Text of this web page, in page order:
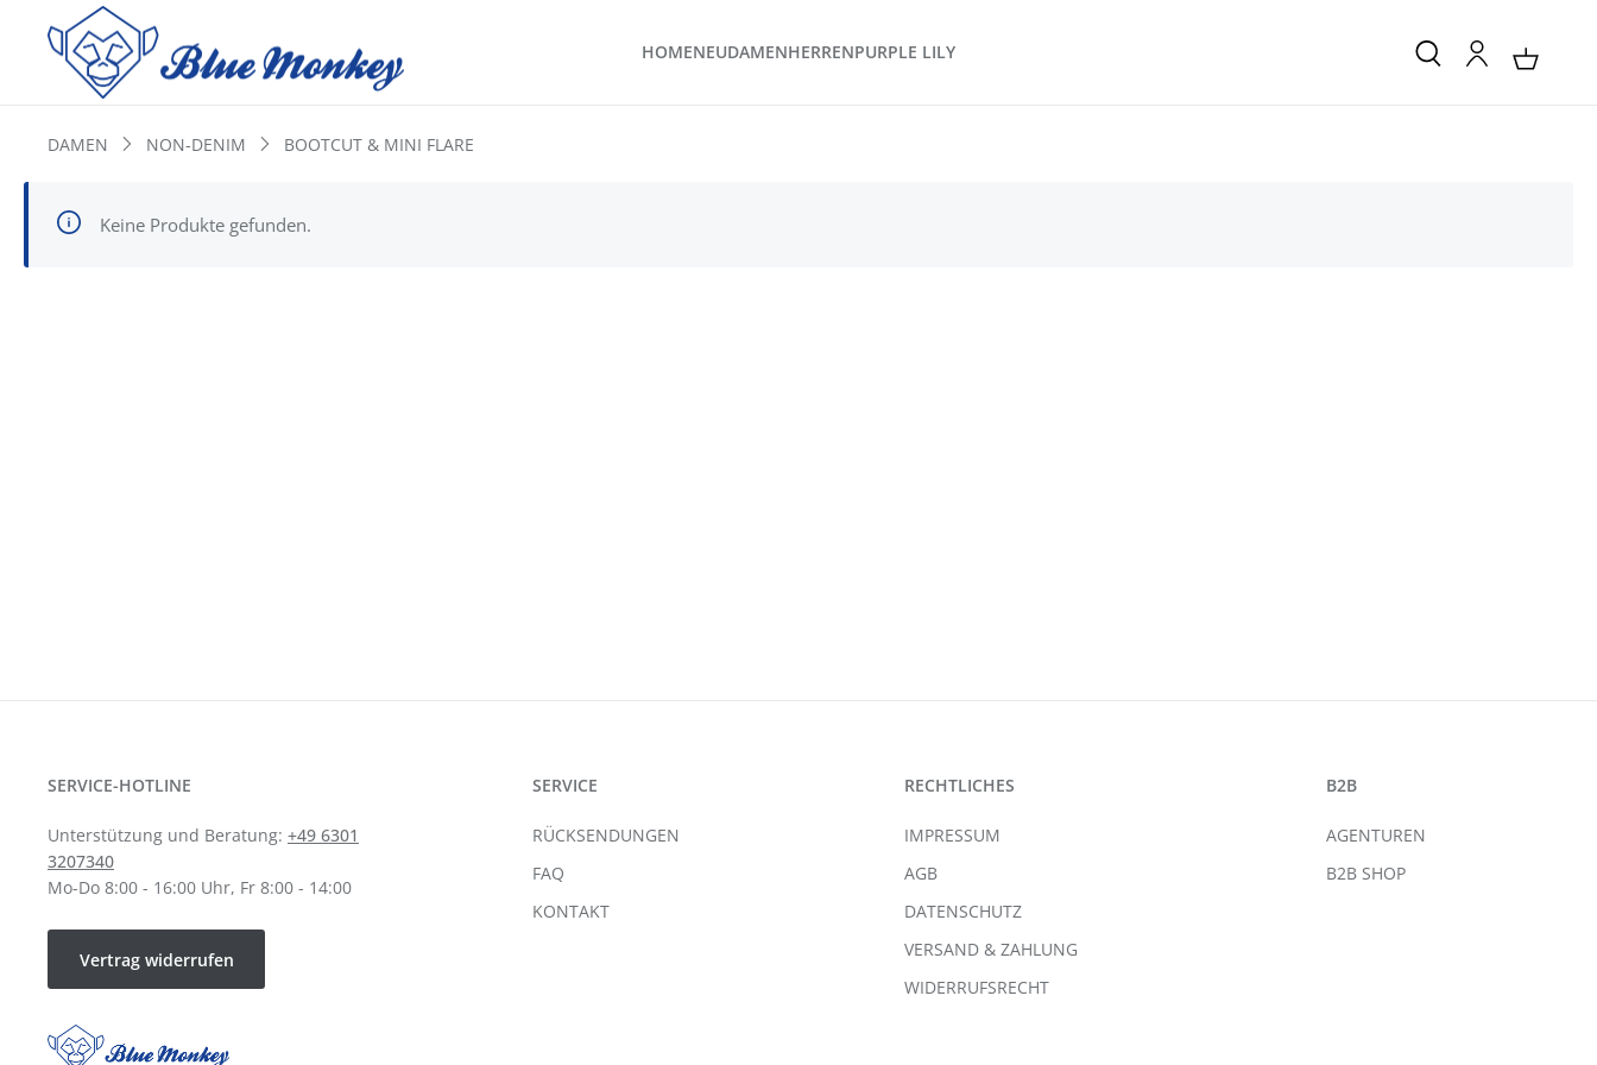
HOMENEUDAMENHERRENPURPLE LILY
DAMEN NON-DENIM BOOTCUT & MINI FLARE
Keine Produkte gefunden.
SERVICE-HOTLINE
Unterstützung und Beratung: +49 6301
3207340
Mo-Do 8:00 - 16:00 Uhr, Fr 8:00 - 14:00
Vertrag widerrufen
SERVICE
RÜCKSENDUNGEN
FAQ
KONTAKT
RECHTLICHES
IMPRESSUM
AGB
DATENSCHUTZ
VERSAND & ZAHLUNG
WIDERRUFSRECHT
B2B
AGENTUREN
B2B SHOP